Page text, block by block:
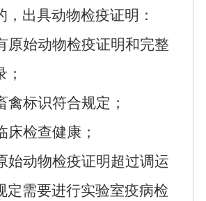
，出具动物检疫证明：
原始动物检疫证明和完整
禽标识符合规定；
床检查健康；
始动物检疫证明超过调运
定需要进行实验室疫病检